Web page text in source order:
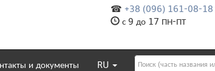
☎ +38 (096) 161-08-18
с 9 до 17 ПН-ПТ
и документы RU